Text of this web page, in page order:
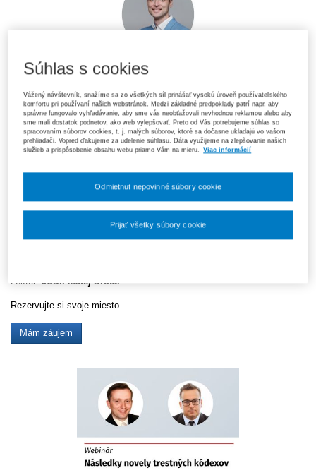
Webinár: Nové pravidlá rady školy
Nový zákon mení fungovanie rady školy. Na webinári sa dozviete úlohy
zriaďovateľa a riaditeľa, postup pri voľbách do rady školy, riešenie
vrátane odpovedí na najčastejšie otázky.
Lektor: JUDr. Matej Drotár
Rezervujte si svoje miesto
Mám záujem
Súhlas s cookies
Vážený návštevník, snažíme sa zo všetkých síl prinášať vysokú úroveň používateľského
komfortu pri používaní našich webstránok. Medzi základné predpoklady patrí napr. aby
správne fungovalo vyhľadávanie, aby sme vás neobťažovali nevhodnou reklamou alebo aby
sme mali dostatok podnetov, ako web vylepšovať. Preto od Vás potrebujeme súhlas so
spracovaním súborov cookies, t. j. malých súborov, ktoré sa dočasne ukladajú vo vašom
prehliadači. Vopred ďakujeme za udelenie súhlasu. Dáta využijeme na zlepšovanie našich
služieb a prispôsobenie obsahu webu priamo Vám na mieru.
Viac informácií
Odmietnut nepovinné súbory cookie
Prijať všetky súbory cookie